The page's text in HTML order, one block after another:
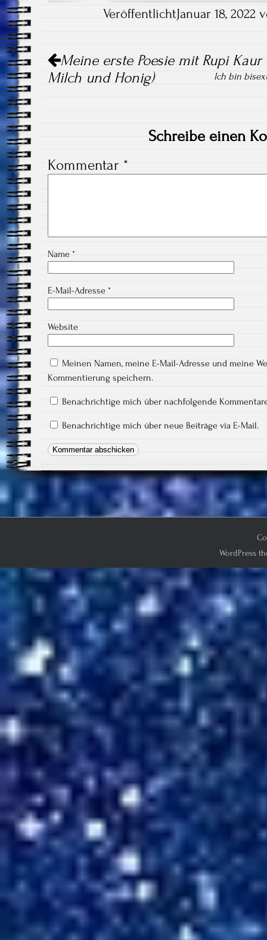
VeröffentlichtJanuar 18,
Navigation
Meine erste Poesie mit Rupi Kaur
Milch und Honig)
Ich bin
Schreibe einen
Kommentar *
Name *
E-Mail-Adresse *
Website
Meinen Namen, meine E-Mail-Adresse und meine
Kommentierung speichern.
Benachrichtige mich über nachfolgende
Benachrichtige mich über neue Beiträge via E-Mail.
WordPress